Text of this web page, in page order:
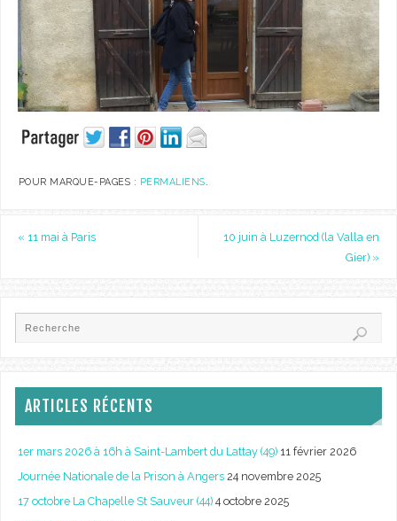
POUR MARQUE-PAGES : PERMALIENS.
« 11 mai à Paris
10 juin à Luzernod (la Valla en
Gier) »
ARTICLES RÉCENTS
1er mars 2026 à 16h à Saint-Lambert du Lattay (49) 11 février 2026
Journée Nationale de la Prison à Angers 24 novembre 2025
17 octobre La Chapelle St Sauveur (44) 4 octobre 2025